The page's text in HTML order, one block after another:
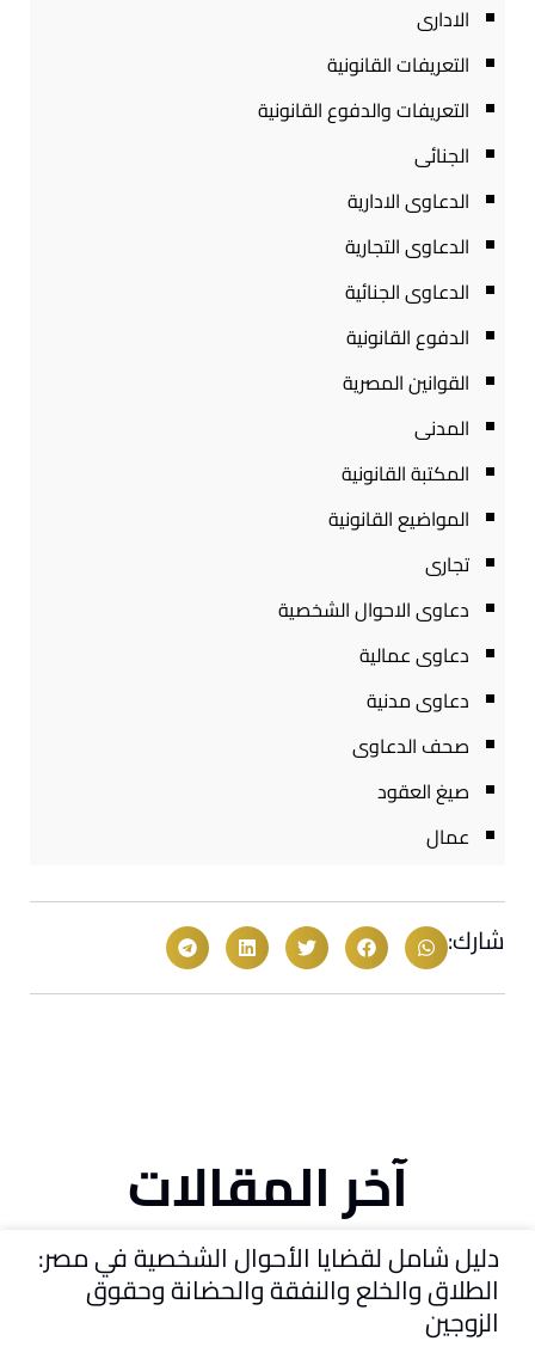
الادارى
التعريفات القانونية
التعريفات والدفوع القانونية
الجنائى
الدعاوى الادارية
الدعاوى التجارية
الدعاوى الجنائية
الدفوع القانونية
القوانين المصرية
المدنى
المكتبة القانونية
المواضيع القانونية
تجارى
دعاوى الاحوال الشخصية
دعاوى عمالية
دعاوى مدنية
صحف الدعاوى
صيغ العقود
عمال
شارك:
آخر المقالات
دليل شامل لقضايا الأحوال الشخصية في مصر:
الطلاق والخلع والنفقة والحضانة وحقوق
الزوجين